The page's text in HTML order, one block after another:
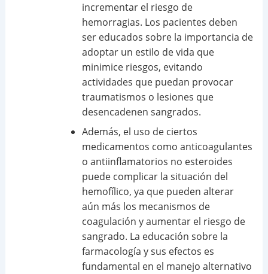
incrementar el riesgo de
hemorragias. Los pacientes deben
ser educados sobre la importancia de
adoptar un estilo de vida que
minimice riesgos, evitando
actividades que puedan provocar
traumatismos o lesiones que
desencadenen sangrados.
Además, el uso de ciertos
medicamentos como anticoagulantes
o antiinflamatorios no esteroides
puede complicar la situación del
hemofílico, ya que pueden alterar
aún más los mecanismos de
coagulación y aumentar el riesgo de
sangrado. La educación sobre la
farmacología y sus efectos es
fundamental en el manejo alternativo